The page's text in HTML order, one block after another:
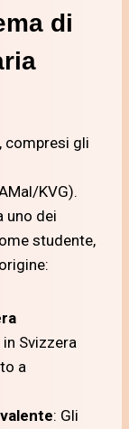
di
compresi gli
KVG).
uno dei
studente,
Svizzera
a
: Gli